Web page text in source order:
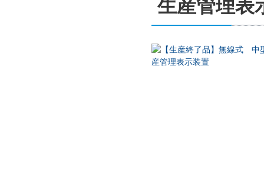
生産管理表